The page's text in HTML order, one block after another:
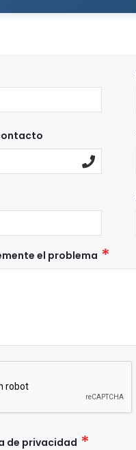
el problema
de privacidad